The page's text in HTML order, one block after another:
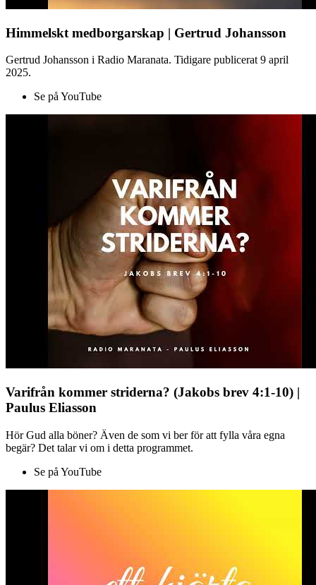
Himmelskt medborgarskap | Gertrud Johansson
Gertrud Johansson i Radio Maranata. Tidigare publicerat 9 april
2025.
Se på YouTube
Varifrån kommer striderna? (Jakobs brev 4:1-10) |
Paulus Eliasson
Hör Gud alla böner? Även de som vi ber för att fylla våra egna
begär? Det talar vi om i detta programmet.
Se på YouTube